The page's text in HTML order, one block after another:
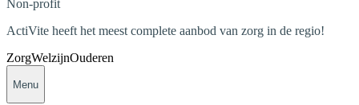
Non-profit
ActiVite heeft het meest complete aanbod van zorg in de regio!
ZorgWelzijnOuderen
Menu